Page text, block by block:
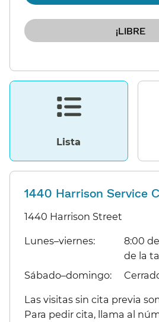
Lista​​
1440 Harrison Service
1440 Harrison Street
Lunes–viernes:​​
8:00
de la
Sábado–domingo:​​
Las visitas sin cita previa
Para pedir cita, llama al